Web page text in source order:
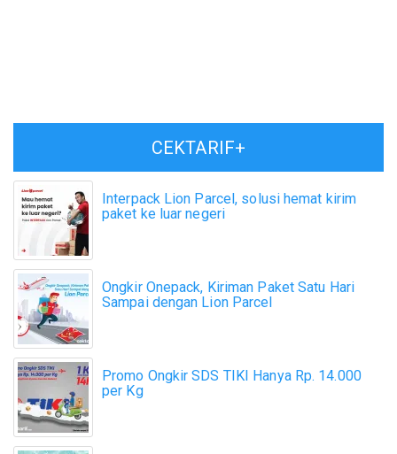
CEKTARIF+
Interpack Lion Parcel, solusi hemat kirim
paket ke luar negeri
Ongkir Onepack, Kiriman Paket Satu Hari
Sampai dengan Lion Parcel
Promo Ongkir SDS TIKI Hanya Rp. 14.000
per Kg